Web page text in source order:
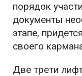
порядок
документы
этапе,
своего
Две трети